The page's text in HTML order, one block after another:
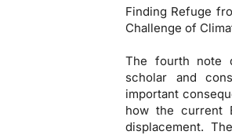
Finding Refuge
Challenge of
The fourth note
scholar and
important
how the current
displacement.